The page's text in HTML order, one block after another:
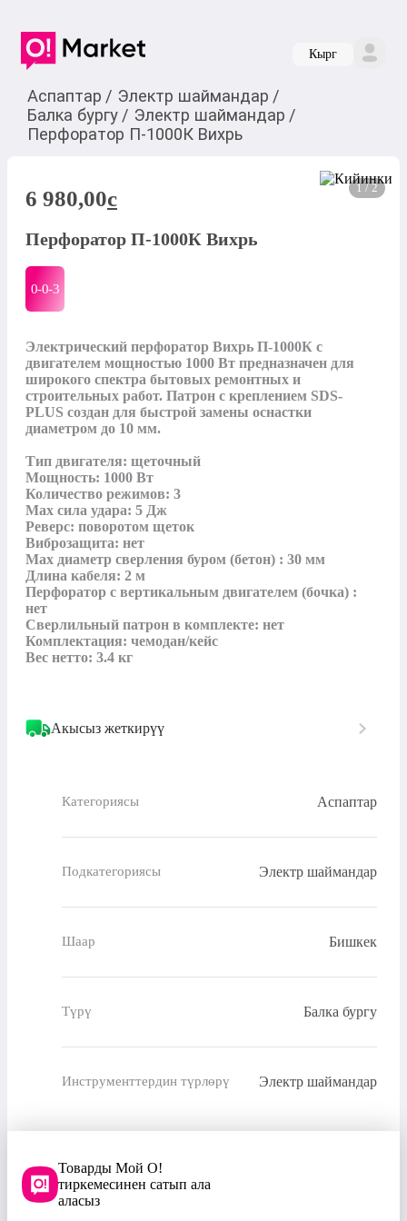
Кырг
Аспаптар / Электр шаймандар /
Балка бургу / Электр шаймандар /
Перфоратор П-1000К Вихрь
1 / 2
6 980,00c
Перфоратор П-1000К Вихрь
0-0-3
Электрический перфоратор Вихрь П-1000К с
двигателем мощностью 1000 Вт предназначен для
широкого спектра бытовых ремонтных и
строительных работ. Патрон с креплением SDS-
PLUS создан для быстрой замены оснастки
диаметром до 10 мм.
Тип двигателя: щеточный
Мощность: 1000 Вт
Количество режимов: 3
Max сила удара: 5 Дж
Реверс: поворотом щеток
Виброзащита: нет
Max диаметр сверления буром (бетон) : 30 мм
Длина кабеля: 2 м
Перфоратор с вертикальным двигателем (бочка) :
нет
Сверлильный патрон в комплекте: нет
Комплектация: чемодан/кейс
Вес нетто: 3.4 кг
Акысыз жеткирүү
Категориясы Аспаптар
Подкатегориясы Электр шаймандар
Шаар Бишкек
Түрү Балка бургу
Инструменттердин түрлөрү Электр шаймандар
Товарды Мой О!
тиркемесинен сатып ала
аласыз